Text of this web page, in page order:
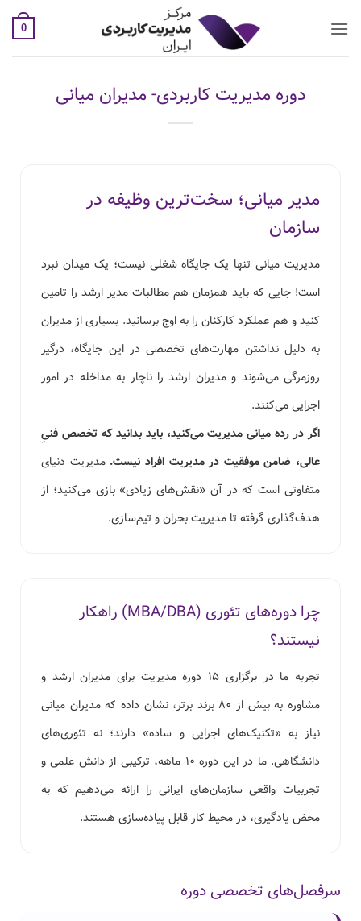
0
دوره مدیریت کاربردی- مدیران میانی
مدیر میانی؛ سخت‌ترین وظیفه در
سازمان
مدیریت میانی تنها یک جایگاه شغلی نیست؛ یک میدان نبرد
است! جایی که باید همزمان هم مطالبات مدیر ارشد را تامین
کنید و هم عملکرد کارکنان را به اوج برسانید. بسیاری از مدیران
به دلیل نداشتن مهارت‌های تخصصی در این جایگاه، درگیر
روزمرگی می‌شوند و مدیران ارشد را ناچار به مداخله در امور
اجرایی می‌کنند.
اگر در رده میانی مدیریت می‌کنید، باید بدانید که تخصص فنیِ
عالی، ضامن موفقیت در مدیریت افراد نیست. مدیریت دنیای
متفاوتی است که در آن «نقش‌های زیادی» بازی می‌کنید؛ از
هدف‌گذاری گرفته تا مدیریت بحران و تیم‌سازی.
چرا دوره‌های تئوری (MBA/DBA) راهکار
نیستند؟
تجربه ما در برگزاری ۱۵ دوره مدیریت برای مدیران ارشد و
مشاوره به بیش از ۸۰ برند برتر، نشان داده که مدیران میانی
نیاز به «تکنیک‌های اجرایی و ساده» دارند؛ نه تئوری‌های
دانشگاهی. ما در این دوره ۱۰ ماهه، ترکیبی از دانش علمی و
تجربیات واقعی سازمان‌های ایرانی را ارائه می‌دهیم که به
محض یادگیری، در محیط کار قابل پیاده‌سازی هستند.
سرفصل‌های تخصصی دوره